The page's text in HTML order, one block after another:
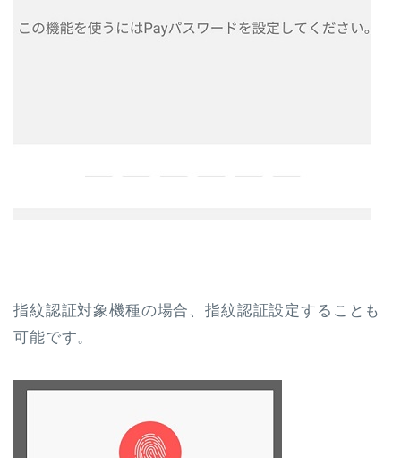
指紋認証対象機種の場合、指紋認証設定することも
可能です。